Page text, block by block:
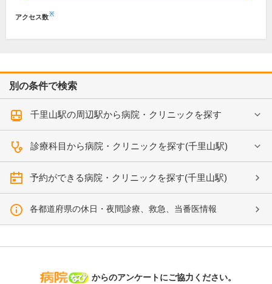
アクセス数※
別の条件で検索
千里山駅の周辺駅から病院・クリニックを探す
診療科目から病院・クリニックを探す(千里山駅)
予約ができる病院・クリニックを探す(千里山駅)
各都道府県の休日・夜間診療、救急、当番医情報
病院なび
からのアンケートにご協力ください。